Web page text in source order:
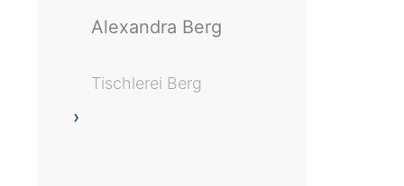
Alexandra Berg
Tischlerei Berg